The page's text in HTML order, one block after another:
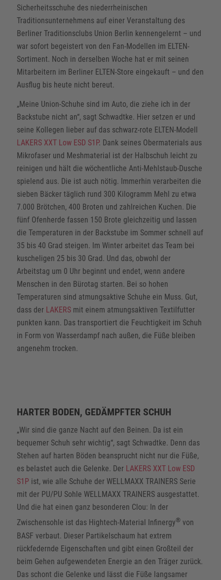
Sicherheitsschuhe des niederrheinischen
Traditionsunternehmens auf einer Veranstaltung des
Berliner Traditionsclubs Union Berlin kennengelernt – und
war sofort begeistert von den Fan-Modellen im ELTEN-
Sortiment. Noch in derselben Woche hat er mit seinen
Mitarbeitern im Berliner ELTEN-Store eingekauft – und den
Ausflug bis heute nicht bereut.
„Meine Union-Schuhe sind im Auto, die ziehe ich in der
Backstube nicht an“, sagt Schwadtke. Hier setzen er und
seine Kollegen lieber auf das schwarz-rote ELTEN-Modell
LAKERS XXT Low ESD S1P. Dank seines Obermaterials aus
Mikrofaser und Meshmaterial ist der Halbschuh leicht zu
reinigen und hält die wöchentliche Anti-Mehlstaub-Dusche
spielend aus. Die ist auch nötig. Immerhin verarbeiten die
sieben Bäcker täglich rund 300 Kilogramm Mehl zu etwa
7.000 Brötchen, 400 Broten und zahlreichen Kuchen. Die
fünf Ofenherde fassen 150 Brote gleichzeitig und lassen
die Temperaturen in der Backstube im Sommer schnell auf
35 bis 40 Grad steigen. Im Winter arbeitet das Team bei
kuscheligen 25 bis 30 Grad. Und das, obwohl der
Arbeitstag um 0 Uhr beginnt und endet, wenn andere
Menschen in den Bürotag starten. Bei so hohen
Temperaturen sind atmungsaktive Schuhe ein Muss. Gut,
dass der LAKERSmit einem atmungsaktiven Textilfutter
punkten kann. Das transportiert die Feuchtigkeit im Schuh
in Form von Wasserdampf nach außen, die Füße bleiben
angenehm trocken.
HARTER BODEN, GEDÄMPFTER SCHUH
„Wir sind die ganze Nacht auf den Beinen. Da ist ein
bequemer Schuh sehr wichtig“, sagt Schwadtke. Denn das
Stehen auf harten Böden beansprucht nicht nur die Füße,
es belastet auch die Gelenke. DerLAKERS XXT Low ESD
S1P ist, wie alle Schuhe der WELLMAXX TRAINERS Serie
mit der PU/PU Sohle WELLMAXX TRAINERS ausgestattet.
Und die hat einen ganz besonderen Clou: In der
Zwischensohle ist das Hightech-Material Infinergy®von
BASF verbaut. Dieser Partikelschaum hat extrem
rückfedernde Eigenschaften und gibt einen Großteil der
beim Gehen aufgewendeten Energie an den Träger zurück.
Das schont die Gelenke und lässt die Füße langsamer